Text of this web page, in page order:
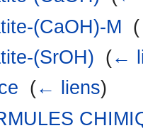
(CaOH)-M (
(SrOH) (←
(← liens)